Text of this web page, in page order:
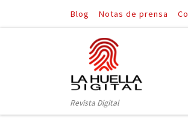
Saltar al contenido
Blog Notas de prensa
Revista Digital